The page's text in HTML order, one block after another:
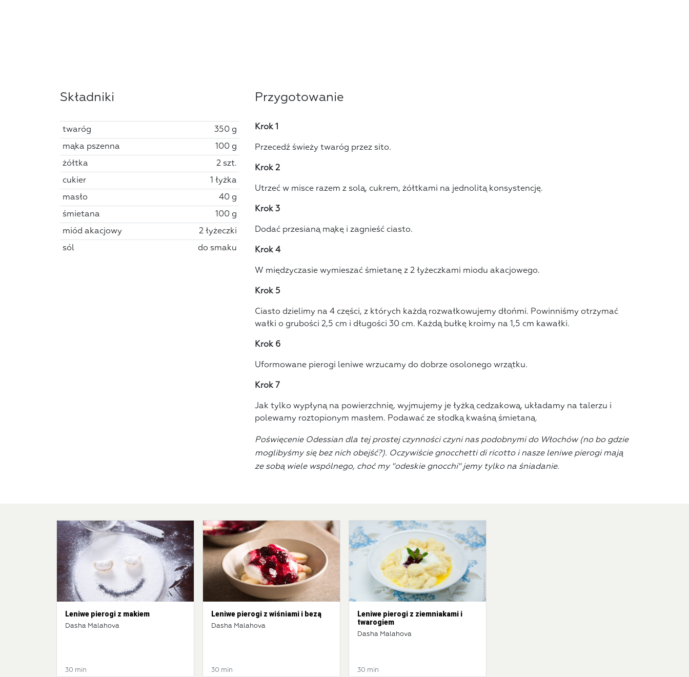
Składniki
twaróg 350 g
mąka pszenna 100 g
żółtka 2 szt.
cukier 1 łyżka
masło 40 g
śmietana 100 g
miód akacjowy 2 łyżeczki
sól do smaku
Przygotowanie
Krok 1
Przecedź świeży twaróg przez sito.
Krok 2
Utrzeć w misce razem z solą, cukrem, żółtkami na jednolitą konsystencję.
Krok 3
Dodać przesianą mąkę i zagnieść ciasto.
Krok 4
W międzyczasie wymieszać śmietanę z 2 łyżeczkami miodu akacjowego.
Krok 5
Ciasto dzielimy na 4 części, z których każdą rozwałkowujemy dłońmi. Powinniśmy otrzymać
wałki o grubości 2,5 cm i długości 30 cm. Każdą bułkę kroimy na 1,5 cm kawałki.
Krok 6
Uformowane pierogi leniwe wrzucamy do dobrze osolonego wrzątku.
Krok 7
Jak tylko wypłyną na powierzchnię, wyjmujemy je łyżką cedzakową, układamy na talerzu i
polewamy roztopionym masłem. Podawać ze słodką kwaśną śmietaną.
Poświęcenie Odessian dla tej prostej czynności czyni nas podobnymi do Włochów (no bo gdzie
moglibyśmy się bez nich obejść?). Oczywiście gnocchetti di ricotto i nasze leniwe pierogi mają
ze sobą wiele wspólnego, choć my "odeskie gnocchi" jemy tylko na śniadanie.
Leniwe pierogi z makiem
Dasha Malahova
30 min
Leniwe pierogi z wiśniami i bezą
Dasha Malahova
30 min
Leniwe pierogi z ziemniakami i
twarogiem
Dasha Malahova
30 min